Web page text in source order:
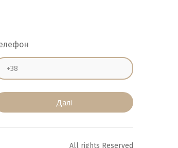
Далі
All rights Reserved